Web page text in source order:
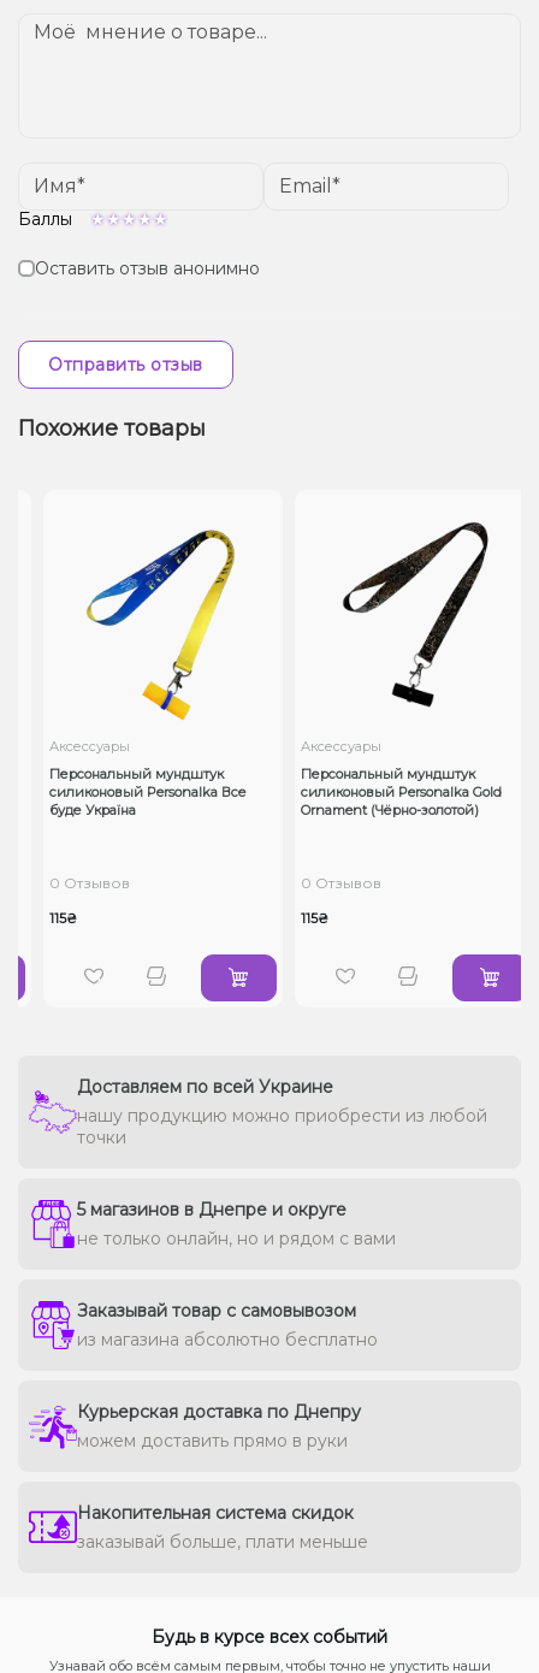
Баллы
Оставить отзыв анонимно
Отправить отзыв
Похожие товары
Аксессуары
Персональный мундштук
силиконовый Personalka Все
буде Україна
0 Отзывов
115₴
Аксессуары
Персональный мундштук
силиконовый Personalka Gold
Ornament (Чёрно-золотой)
0 Отзывов
115₴
Доставляем по всей Украине
нашу продукцию можно приобрести из любой
точки
5 магазинов в Днепре и округе
не только онлайн, но и рядом с вами
Заказывай товар с самовывозом
из магазина абсолютно бесплатно
Курьерская доставка по Днепру
можем доставить прямо в руки
Накопительная система скидок
заказывай больше, плати меньше
Будь в курсе всех событий
Узнавай обо всём самым первым, чтобы точно не упустить наши